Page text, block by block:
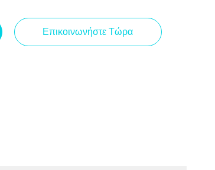
Επικοινωνήστε Τώρα